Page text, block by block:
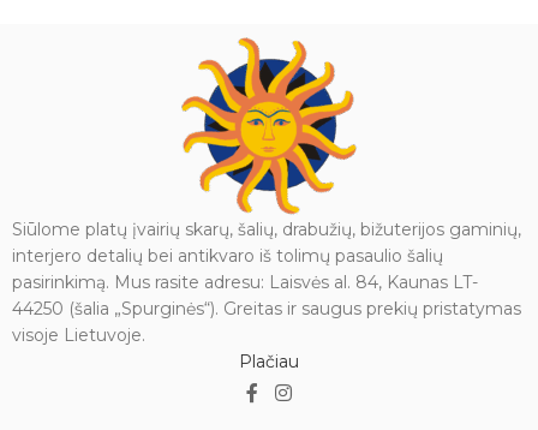
Siūlome platų įvairių skarų, šalių, drabužių, bižuterijos gaminių,
interjero detalių bei antikvaro iš tolimų pasaulio šalių
pasirinkimą. Mus rasite adresu: Laisvės al. 84, Kaunas LT-
44250 (šalia „Spurginės“). Greitas ir saugus prekių pristatymas
visoje Lietuvoje.
Plačiau